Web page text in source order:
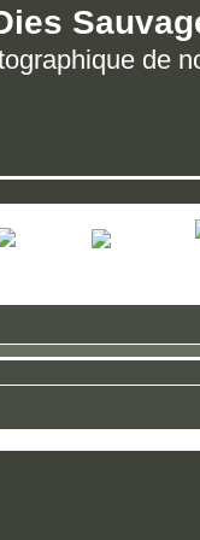
de